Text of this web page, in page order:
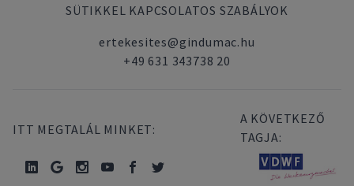
SÜTIKKEL KAPCSOLATOS SZABÁLYOK
ertekesites@gindumac.hu
+49 631 343738 20
ITT MEGTALÁL MINKET:
A KÖVETKEZŐ
TAGJA: